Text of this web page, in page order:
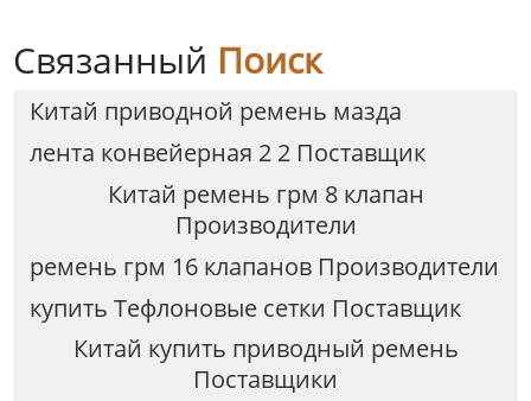
Связанный Поиск
Китай приводной ремень мазда
лента конвейерная 2 2 Поставщик
Китай ремень грм 8 клапан
Производители
ремень грм 16 клапанов Производители
купить Tефлоновые сетки Поставщик
Китай купить приводный ремень
Поставщики